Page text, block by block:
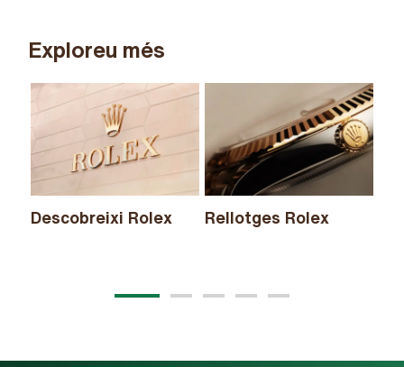
Exploreu més
Descobreixi Rolex Rellotges Rolex